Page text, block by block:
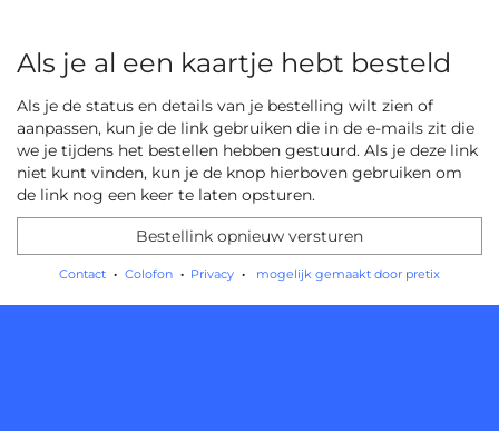
Als je al een kaartje hebt besteld
Als je de status en details van je bestelling wilt zien of
aanpassen, kun je de link gebruiken die in de e-mails zit die
we je tijdens het bestellen hebben gestuurd. Als je deze link
niet kunt vinden, kun je de knop hierboven gebruiken om
de link nog een keer te laten opsturen.
Bestellink opnieuw versturen
Contact Colofon Privacy mogelijk gemaakt door pretix